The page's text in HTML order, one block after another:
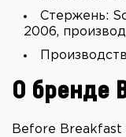
Стержень:
2006,
О бренде
Before Breakfast